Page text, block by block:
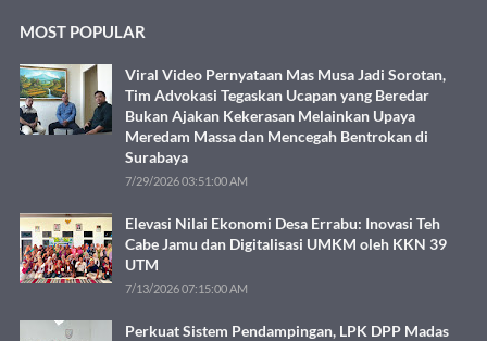
MOST POPULAR
Viral Video Pernyataan Mas Musa Jadi Sorotan,
Tim Advokasi Tegaskan Ucapan yang Beredar
Bukan Ajakan Kekerasan Melainkan Upaya
Meredam Massa dan Mencegah Bentrokan di
Surabaya
7/29/2026 03:51:00 AM
Elevasi Nilai Ekonomi Desa Errabu: Inovasi Teh
Cabe Jamu dan Digitalisasi UMKM oleh KKN 39
UTM
7/13/2026 07:15:00 AM
Perkuat Sistem Pendampingan, LPK DPP Madas